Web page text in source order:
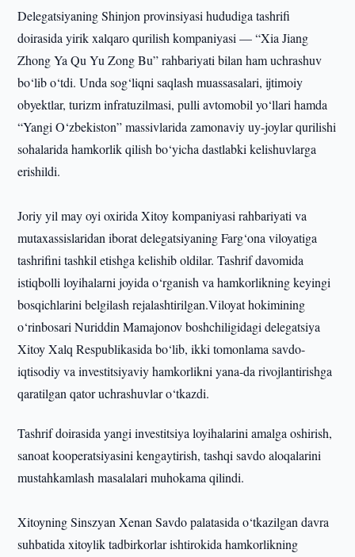
Delegatsiyaning Shinjon provinsiyasi hududiga tashrifi
doirasida yirik xalqaro qurilish kompaniyasi — “Xia Jiang
Zhong Ya Qu Yu Zong Bu” rahbariyati bilan ham uchrashuv
bo‘lib o‘tdi. Unda sog‘liqni saqlash muassasalari, ijtimoiy
obyektlar, turizm infratuzilmasi, pulli avtomobil yo‘llari hamda
“Yangi O‘zbekiston” massivlarida zamonaviy uy-joylar qurilishi
sohalarida hamkorlik qilish bo‘yicha dastlabki kelishuvlarga
erishildi.
Joriy yil may oyi oxirida Xitoy kompaniyasi rahbariyati va
mutaxassislaridan iborat delegatsiyaning Farg‘ona viloyatiga
tashrifini tashkil etishga kelishib oldilar. Tashrif davomida
istiqbolli loyihalarni joyida o‘rganish va hamkorlikning keyingi
bosqichlarini belgilash rejalashtirilgan.Viloyat hokimining
o‘rinbosari Nuriddin Mamajonov boshchiligidagi delegatsiya
Xitoy Xalq Respublikasida bo‘lib, ikki tomonlama savdo-
iqtisodiy va investitsiyaviy hamkorlikni yana-da rivojlantirishga
qaratilgan qator uchrashuvlar o‘tkazdi.
Tashrif doirasida yangi investitsiya loyihalarini amalga oshirish,
sanoat kooperatsiyasini kengaytirish, tashqi savdo aloqalarini
mustahkamlash masalalari muhokama qilindi.
Xitoyning Sinszyan Xenan Savdo palatasida o‘tkazilgan davra
suhbatida xitoylik tadbirkorlar ishtirokida hamkorlikning